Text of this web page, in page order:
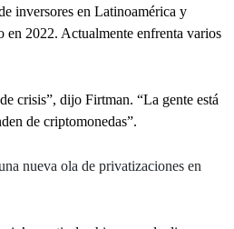
inversores en Latinoamérica y
en 2022. Actualmente enfrenta varios
crisis”, dijo Firtman. “La gente está
de criptomonedas”.
nueva ola de privatizaciones en